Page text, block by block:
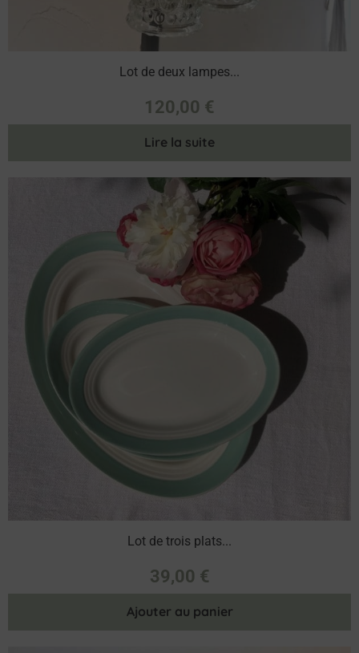
Lot de deux lampes...
120,00 €
Lire la suite
Lot de trois plats...
39,00 €
Ajouter au panier